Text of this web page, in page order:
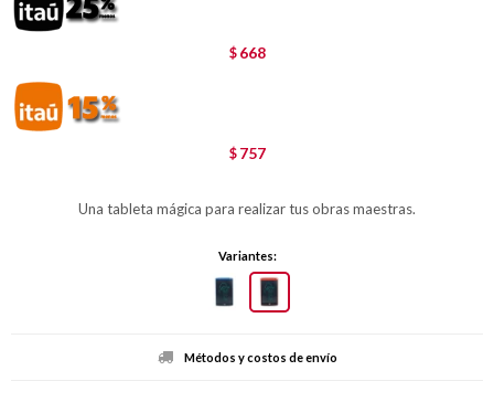
$ 668
$ 757
Una tableta mágica para realizar tus obras maestras.
Variantes:
Métodos y costos de envío